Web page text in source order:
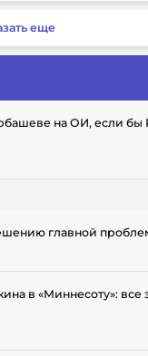
еще
на ОИ, если бы
главной
в «Миннесоту»: все